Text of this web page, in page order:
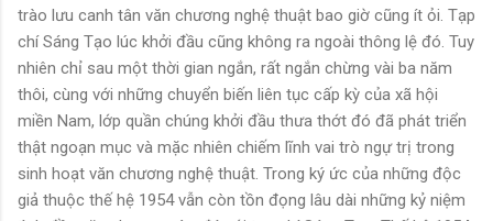
trào lưu canh tân văn chương nghệ thuật bao giờ cũng ít ỏi. Tạp
chí Sáng Tạo lúc khởi đầu cũng không ra ngoài thông lệ đó. Tuy
nhiên chỉ sau một thời gian ngắn, rất ngắn chừng vài ba năm
thôi, cùng với những chuyển biến liên tục cấp kỳ của xã hội
miền Nam, lớp quần chúng khởi đầu thưa thớt đó đã phát triển
thật ngoạn mục và mặc nhiên chiếm lĩnh vai trò ngự trị trong
sinh hoạt văn chương nghệ thuật. Trong ký ức của những độc
giả thuộc thế hệ 1954 vẫn còn tồn đọng lâu dài những kỷ niệm